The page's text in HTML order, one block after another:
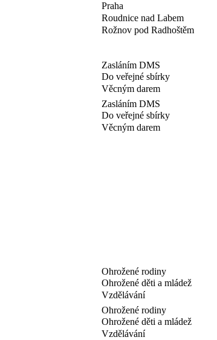
Praha
Roudnice nad Labem
Rožnov pod Radhoštěm
Zasláním DMS
Do veřejné sbírky
Věcným darem
Zasláním DMS
Do veřejné sbírky
Věcným darem
Ohrožené rodiny
Ohrožené děti a mládež
Vzdělávání
Ohrožené rodiny
Ohrožené děti a mládež
Vzdělávání